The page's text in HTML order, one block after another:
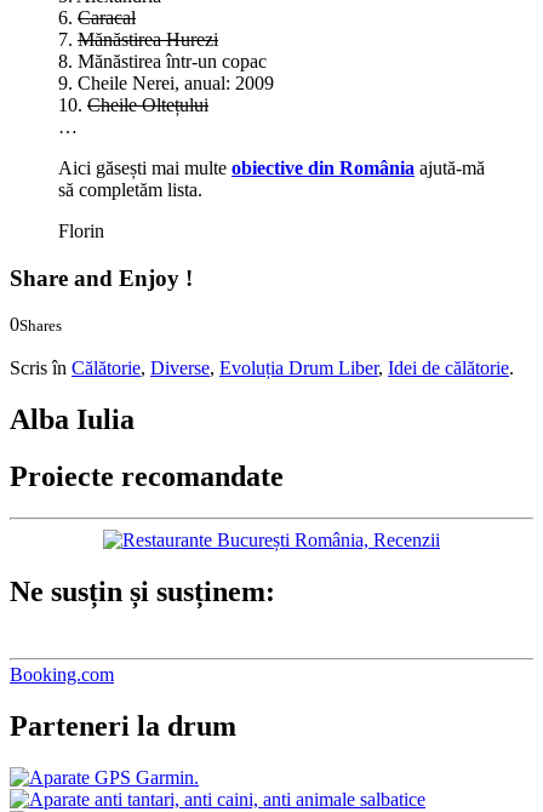
6. Caracal
7. Mănăstirea Hurezi
8. Mănăstirea într-un copac
9. Cheile Nerei, anual: 2009
10. Cheile Oltețului
…
Aici găsești mai multe obiective din România ajută-mă
să completăm lista.
Florin
Share and Enjoy !
0Shares
Scris în Călătorie, Diverse, Evoluția Drum Liber, Idei de călătorie.
Alba Iulia
Proiecte recomandate
Ne susțin și susținem:
Booking.com
Parteneri la drum